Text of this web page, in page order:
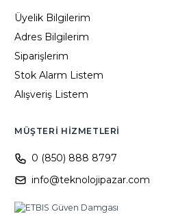
Üyelik Bilgilerim
Adres Bilgilerim
Siparişlerim
Stok Alarm Listem
Alışveriş Listem
MÜŞTERI HIZMETLERI
0 (850) 888 8797
info@teknolojipazar.com